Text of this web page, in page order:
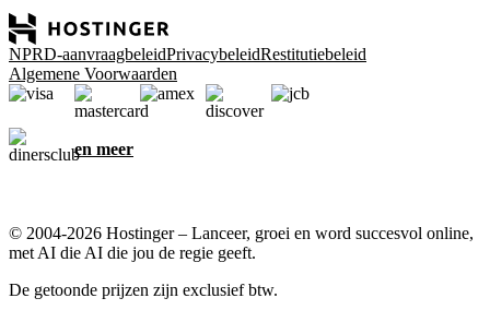
NPRD-aanvraagbeleidPrivacybeleidRestitutiebeleid
Algemene Voorwaarden
en meer
© 2004-2026 Hostinger – Lanceer, groei en word succesvol online,
met AI die AI die jou de regie geeft.
De getoonde prijzen zijn exclusief btw.